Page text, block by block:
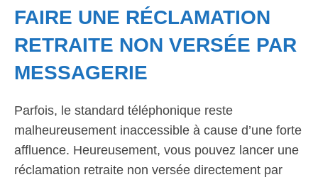
FAIRE UNE RÉCLAMATION
RETRAITE NON VERSÉE PAR
MESSAGERIE
Parfois, le standard téléphonique reste
malheureusement inaccessible à cause d’une forte
affluence. Heureusement, vous pouvez lancer une
réclamation retraite non versée directement par